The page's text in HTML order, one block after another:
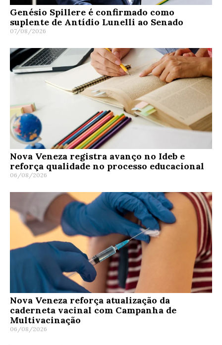
Genésio Spillere é confirmado como
suplente de Antídio Lunelli ao Senado
07/08/2026
Nova Veneza registra avanço no Ideb e
reforça qualidade no processo educacional
06/08/2026
Nova Veneza reforça atualização da
caderneta vacinal com Campanha de
Multivacinação
06/08/2026